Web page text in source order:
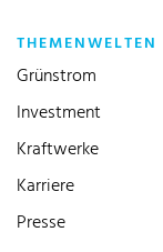
THEMENWELTEN
Grünstrom
Investment
Kraftwerke
Karriere
Presse